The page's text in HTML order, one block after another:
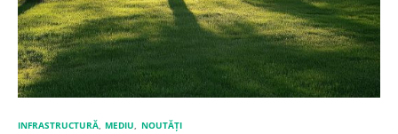
INFRASTRUCTURĂ MEDIU NOUTĂȚI